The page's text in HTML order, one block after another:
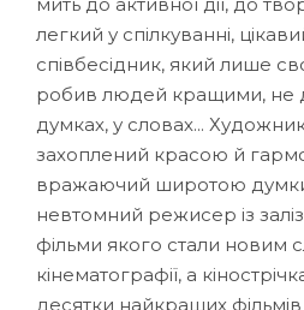
легкий у спілкуванні,
співбесідник, який лише
робив людей кращими, не
думках, у словах...
захоплений красою й
вражаючий широтою
невтомний режисер із
фільми якого стали новим
кінематографії, а
десятки найкращих фільмів